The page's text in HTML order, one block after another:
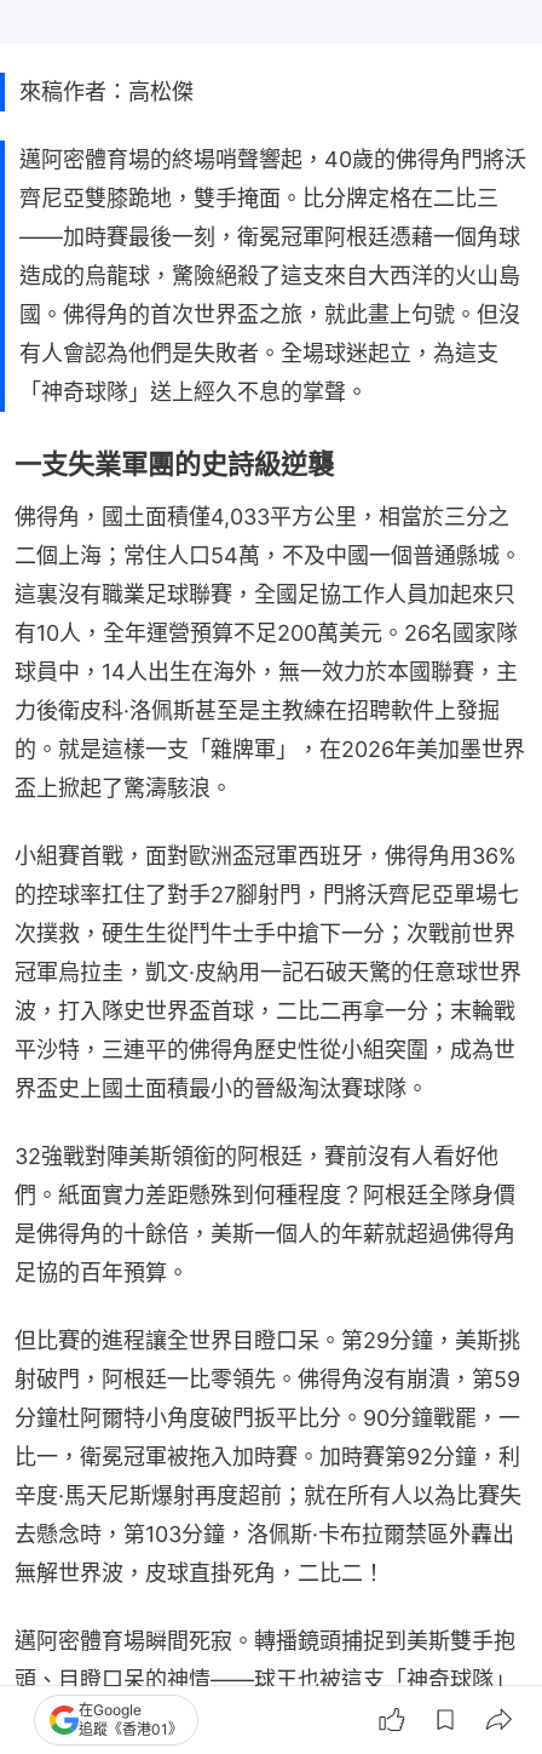
來稿作者：高松傑
邁阿密體育場的終場哨聲響起，40歲的佛得角門將沃
齊尼亞雙膝跪地，雙手掩面。比分牌定格在二比三
——加時賽最後一刻，衛冕冠軍阿根廷憑藉一個角球
造成的烏龍球，驚險絕殺了這支來自大西洋的火山島
國。佛得角的首次世界盃之旅，就此畫上句號。但沒
有人會認為他們是失敗者。全場球迷起立，為這支
「神奇球隊」送上經久不息的掌聲。
一支失業軍團的史詩級逆襲
佛得角，國土面積僅4,033平方公里，相當於三分之
二個上海；常住人口54萬，不及中國一個普通縣城。
這裏沒有職業足球聯賽，全國足協工作人員加起來只
有10人，全年運營預算不足200萬美元。26名國家隊
球員中，14人出生在海外，無一效力於本國聯賽，主
力後衛皮科·洛佩斯甚至是主教練在招聘軟件上發掘
的。就是這樣一支「雜牌軍」，在2026年美加墨世界
盃上掀起了驚濤駭浪。
小組賽首戰，面對歐洲盃冠軍西班牙，佛得角用36%
的控球率扛住了對手27腳射門，門將沃齊尼亞單場七
次撲救，硬生生從鬥牛士手中搶下一分；次戰前世界
冠軍烏拉圭，凱文·皮納用一記石破天驚的任意球世界
波，打入隊史世界盃首球，二比二再拿一分；末輪戰
平沙特，三連平的佛得角歷史性從小組突圍，成為世
界盃史上國土面積最小的晉級淘汰賽球隊。
32強戰對陣美斯領銜的阿根廷，賽前沒有人看好他
們。紙面實力差距懸殊到何種程度？阿根廷全隊身價
是佛得角的十餘倍，美斯一個人的年薪就超過佛得角
足協的百年預算。
但比賽的進程讓全世界目瞪口呆。第29分鐘，美斯挑
射破門，阿根廷一比零領先。佛得角沒有崩潰，第59
分鐘杜阿爾特小角度破門扳平比分。90分鐘戰罷，一
比一，衛冕冠軍被拖入加時賽。加時賽第92分鐘，利
辛度·馬天尼斯爆射再度超前；就在所有人以為比賽失
去懸念時，第103分鐘，洛佩斯·卡布拉爾禁區外轟出
無解世界波，皮球直掛死角，二比二！
邁阿密體育場瞬間死寂。轉播鏡頭捕捉到美斯雙手抱
頭、目瞪口呆的神情——球王也被這支「神奇球隊」
的韌性所震懾。
在Google
追蹤《香港01》